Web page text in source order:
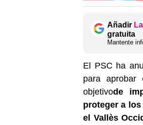
Añadir
gratuita
Mantente
El PSC ha
para
objetivode
proteger a
el Vallès